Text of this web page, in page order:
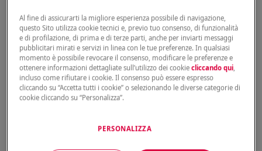
causati da attività non professionali legate alla famiglia.
Per esempio:
attività domestiche, sportive e del tempo libero
partecipazione a manifestazioni sportive agonistiche
riconosciute dal CONI. Questo vale se l’assicurato ha
meno di 20 anni.
La copertura RC Capofamiglia copre anche i danni
Al fine di assicurarti la migliore esperienza possibile di navigazione,
questo Sito utilizza cookie tecnici e, previo tuo consenso, di funzionalità
e di profilazione, di prima e di terze parti, anche per inviarti messaggi
pubblicitari mirati e servizi in linea con le tue preferenze. In qualsiasi
momento è possibile revocare il consenso, modificare le preferenze e
ottenere informazioni dettagliate sull’utilizzo dei cookiecliccando qui
incluso come rifiutare i cookie. Il consenso può essere espresso
cliccando su “Accetta tutti i cookie” o selezionando le diverse categorie di
cookie cliccando su “Personalizza”.
PERSONALIZZA